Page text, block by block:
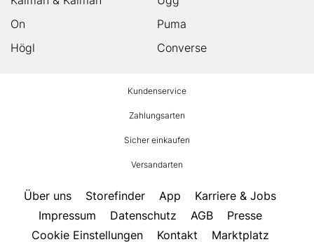
On
Puma
Högl
Converse
Kundenservice
Zahlungsarten
Sicher einkaufen
Versandarten
Über uns Storefinder App
Karriere & Jobs
Impressum
Datenschutz AGB
Presse
Cookie Einstellungen
Kontakt Marktplatz